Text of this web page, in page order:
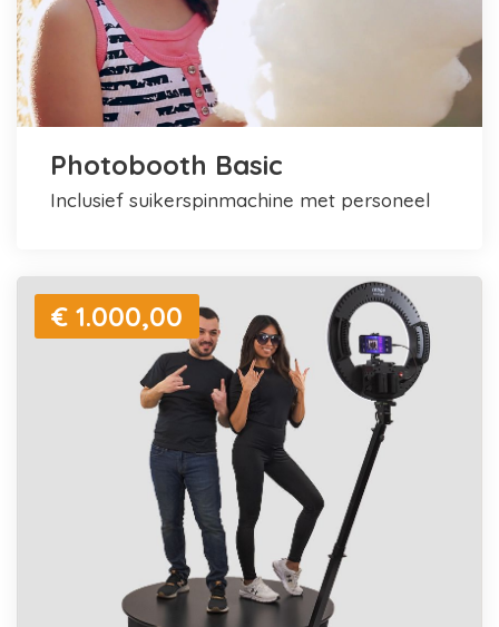
Photobooth Basic
inclusief suikerspinmachine met personeel
€ 1.000,00